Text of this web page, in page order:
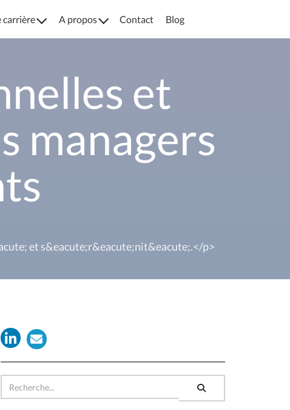
carrière A propos Contact Blog
et
managers
et s&eacute;r&eacute;nit&eacute;.</p>